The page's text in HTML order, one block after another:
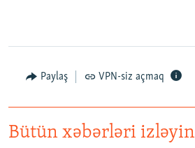
Paylaş VPN-siz açmaq
Bütün xəbərləri izləyin